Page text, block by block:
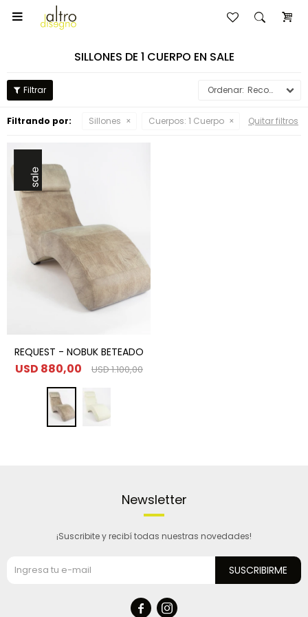

SILLONES DE 1 CUERPO EN SALE
Recomendados
Filtrando por: Sillones Cuerpos: 1 Cuerpo Quitar filtros
REQUEST - NOBUK BETEADO
USD 880,00 USD1.100,00
Newsletter
¡Suscribite y recibí todas nuestras novedades!
SUSCRIBIRME
 